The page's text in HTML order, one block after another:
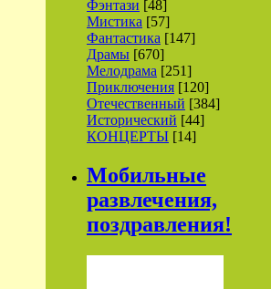
Фэнтази [48]
Мистика [57]
Фантастика [147]
Драмы [670]
Мелодрама [251]
Приключения [120]
Отечественный [384]
Исторический [44]
КОНЦЕРТЫ [14]
Мобильные
развлечения,
поздравления!